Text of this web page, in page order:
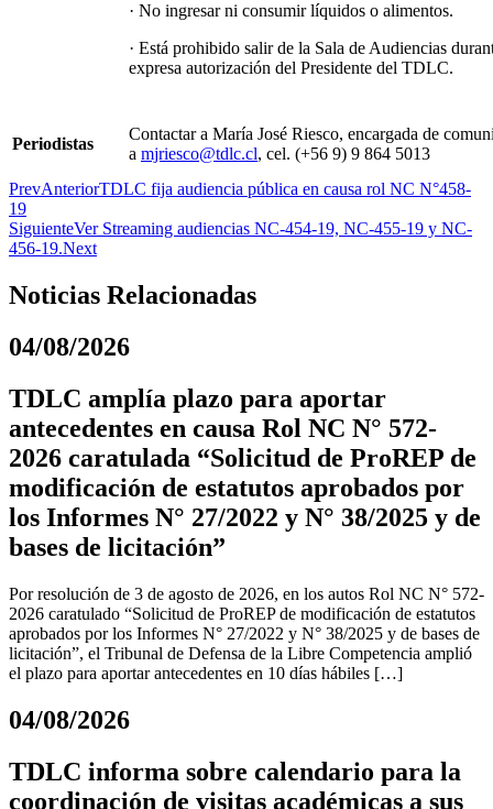
· No ingresar ni consumir líquidos o alimentos.
· Está prohibido salir de la Sala de Audiencias
expresa autorización del Presidente del TDLC.
Periodistas
Contactar a María José Riesco, encargada de
a mjriesco@tdlc.cl, cel. (+56 9) 9 864 5013
PrevAnteriorTDLC fija audiencia pública en causa rol NC N°458-
19
SiguienteVer Streaming audiencias NC-454-19, NC-455-19 y NC-
456-19.Next
Noticias Relacionadas
04/08/2026
TDLC amplía plazo para aportar
antecedentes en causa Rol NC N° 572-
2026 caratulada “Solicitud de ProREP de
modificación de estatutos aprobados por
los Informes N° 27/2022 y N° 38/2025 y de
bases de licitación”
Por resolución de 3 de agosto de 2026, en los autos Rol NC N° 572-
2026 caratulado “Solicitud de ProREP de modificación de estatutos
aprobados por los Informes N° 27/2022 y N° 38/2025 y de bases de
licitación”, el Tribunal de Defensa de la Libre Competencia amplió
el plazo para aportar antecedentes en 10 días hábiles […]
04/08/2026
TDLC informa sobre calendario para la
coordinación de visitas académicas a sus